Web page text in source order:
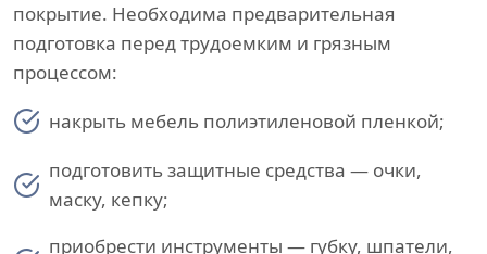
покрытие. Необходима предварительная
подготовка перед трудоемким и грязным
процессом:
накрыть мебель полиэтиленовой пленкой;
подготовить защитные средства — очки,
маску, кепку;
приобрести инструменты — губку, шпатели,